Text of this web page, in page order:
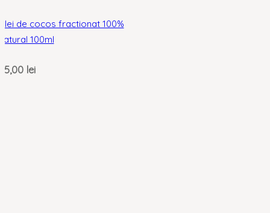
de cocos fractionat 100%
100ml
lei